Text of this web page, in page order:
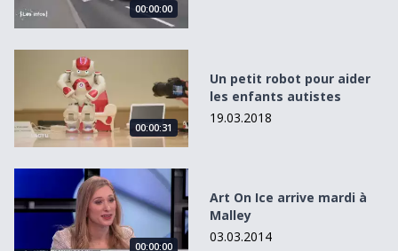
00:00:00
Un petit robot pour aider les enfants autistes
00:00:31
Un petit robot pour aider
les enfants autistes
19.03.2018
Art On Ice arrive mardi à Malley
00:00:00
Art On Ice arrive mardi à
Malley
03.03.2014